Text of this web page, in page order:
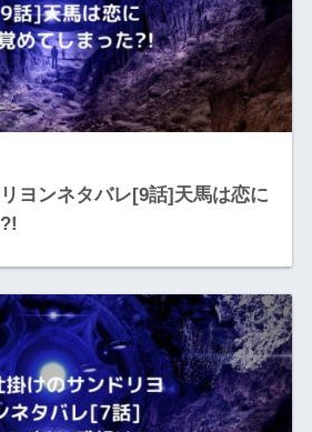
ヨンネタバレ[9話]天馬は恋に